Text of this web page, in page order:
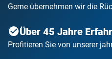
Gerne übernehmen wir die
Über 45 Jahre
Profitieren Sie von unserer